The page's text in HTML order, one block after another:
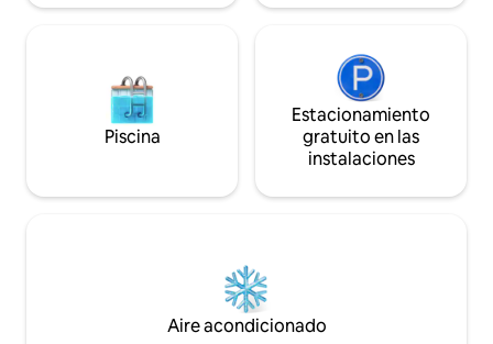
Piscina
Estacionamiento
gratuito en las
instalaciones
Aire acondicionado